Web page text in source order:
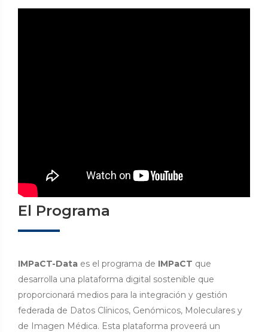
El Programa
IMPaCT-Data es el programa de IMPaCT que
desarrolla una plataforma digital sostenible que
proporcionará medios para la integración y gestión
federada de Datos Clínicos, Genómicos, Moleculares y
de Imagen Médica. Esta plataforma proveerá un